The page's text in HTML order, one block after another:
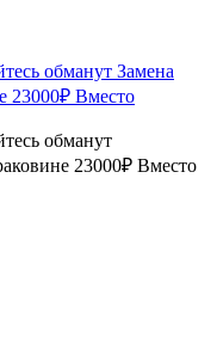
обманут Замена
23000₽ Вместо
обманут
23000₽ Вместо